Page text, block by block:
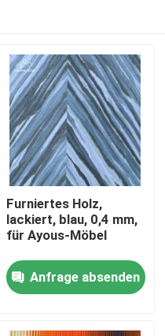
Furniertes Holz,
lackiert, blau, 0,4 mm,
für Ayous-Möbel
Anfrage absenden